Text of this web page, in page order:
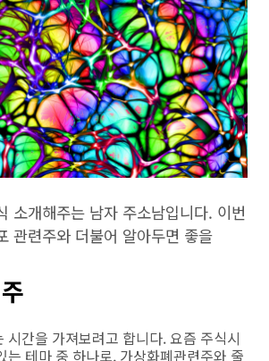
소개해주는 남자 주소남입니다. 이번
관련주와 더불어 알아두면 좋을
시간을 가져보려고 합니다. 요즘 주식시
는 테마 중 하나로, 가상화폐관련주와 줄